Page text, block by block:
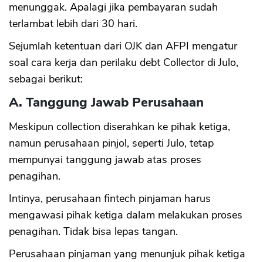
menunggak. Apalagi jika pembayaran sudah
terlambat lebih dari 30 hari.
Sejumlah ketentuan dari OJK dan AFPI mengatur
soal cara kerja dan perilaku debt Collector di Julo,
sebagai berikut:
A. Tanggung Jawab Perusahaan
Meskipun collection diserahkan ke pihak ketiga,
namun perusahaan pinjol, seperti Julo, tetap
mempunyai tanggung jawab atas proses
penagihan.
Intinya, perusahaan fintech pinjaman harus
mengawasi pihak ketiga dalam melakukan proses
penagihan. Tidak bisa lepas tangan.
Perusahaan pinjaman yang menunjuk pihak ketiga